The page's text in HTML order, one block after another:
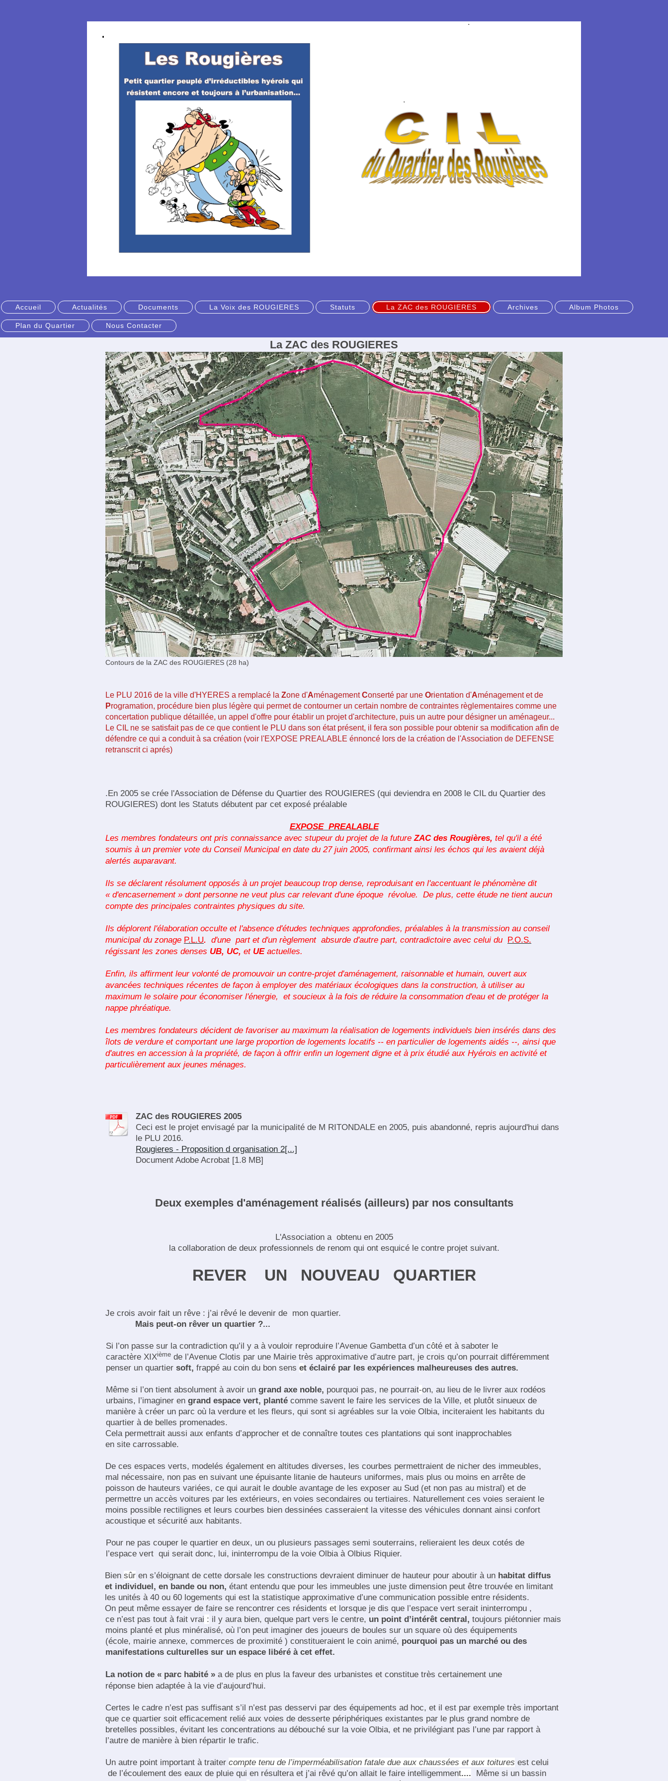
Accueil Actualités Documents La Voix des ROUGIERES Statuts La ZAC des ROUGIERES Archives Album Photos
Plan du Quartier Nous Contacter
La ZAC des ROUGIERES
Contours de la ZAC des ROUGIERES (28 ha)
Le PLU 2016 de la ville d'HYERES a remplacé la Zone d'AménagementConserté par une Orientation d'Aménagement et de
Programation, procédure bien plus légère qui permet de contourner un certain nombre de contraintes règlementaires comme une
concertation publique détaillée, un appel d'offre pour établir un projet d'architecture, puis un autre pour désigner un aménageur...
Le CIL ne se satisfait pas de ce que contient le PLU dans son état présent, il fera son possible pour obtenir sa modification afin de
défendre ce qui a conduit à sa création (voir l'EXPOSE PREALABLE énnoncé lors de la création de l'Association de DEFENSE
retranscrit ci aprés)
.En 2005 se crée l'Association de Défense du Quartier des ROUGIERES (qui deviendra en 2008 le CIL du Quartier des
ROUGIERES) dont les Statuts débutent par cet exposé préalable
EXPOSE PREALABLE
Les membres fondateurs ont pris connaissance avec stupeur du projet de la futureZAC des Rougières, tel qu'il a été
soumis à un premier vote du Conseil Municipal en date du 27 juin 2005, confirmant ainsi les échos qui les avaient déjà
alertés auparavant.
Ils se déclarent résolument opposés à un projet beaucoup trop dense, reproduisant en l'accentuant le phénomène dit
« d'encasernement » dont personne ne veut plus car relevant d'une époque révolue. De plus, cette étude ne tient aucun
compte des principales contraintes physiques du site.
Ils déplorent l'élaboration occulte et l'absence d'études techniques approfondies, préalables à la transmission au conseil
municipal du zonage P.L.U. d'une part et d'un règlement absurde d'autre part, contradictoire avec celui du P.O.S.
régissant les zones denses UB, UC, et UEactuelles.
Enfin, ils affirment leur volonté de promouvoir un contre-projet d'aménagement, raisonnable et humain, ouvert aux
avancées techniques récentes de façon à employer des matériaux écologiques dans la construction, à utiliser au
maximum le solaire pour économiser l'énergie, et soucieux à la fois de réduire la consommation d'eau et de protéger la
nappe phréatique.
Les membres fondateurs décident de favoriser au maximum la réalisation de logements individuels bien insérés dans des
îlots de verdure et comportant une large proportion de logements locatifs -- en particulier de logements aidés --, ainsi que
d'autres en accession à la propriété, de façon à offrir enfin un logement digne et à prix étudié aux Hyérois en activité et
particulièrement aux jeunes ménages.
ZAC des ROUGIERES 2005
Ceci est le projet envisagé par la municipalité de M RITONDALE en 2005, puis abandonné, repris aujourd'hui dans
le PLU 2016.
Rougieres - Proposition d organisation 2[...]
Document Adobe Acrobat [1.8 MB]
Deux exemples d'aménagement réalisés (ailleurs) par nos consultants
L'Association a obtenu en 2005
la collaboration de deux professionnels de renom qui ont esquicé le contre projet suivant.
REVER UN NOUVEAU QUARTIER
Je crois avoir fait un rêve : j’ai rêvé le devenir de mon quartier.
Mais peut-on rêver un quartier ?...
Si l’on passe sur la contradiction qu’il y a à vouloir reproduire l’Avenue Gambetta d’un côté et à saboter le
caractère XIXième de l’Avenue Clotis par une Mairie très approximative d’autre part, je crois qu’on pourrait différemment
penser un quartier soft, frappé au coin du bon sens et éclairé par les expériences malheureuses des autres.
Même si l’on tient absolument à avoir un grand axe noble, pourquoi pas, ne pourrait-on, au lieu de le livrer aux rodéos
urbains, l’imaginer en grand espace vert, planté comme savent le faire les services de la Ville, et plutôt sinueux de
manière à créer un parc où la verdure et les fleurs, qui sont si agréables sur la voie Olbia, inciteraient les habitants du
quartier à de belles promenades.
Cela permettrait aussi aux enfants d’approcher et de connaître toutes ces plantations qui sont inapprochables
en site carrossable.
De ces espaces verts, modelés également en altitudes diverses, les courbes permettraient de nicher des immeubles,
mal nécessaire, non pas en suivant une épuisante litanie de hauteurs uniformes, mais plus ou moins en arrête de
poisson de hauteurs variées, ce qui aurait le double avantage de les exposer au Sud (et non pas au mistral) et de
permettre un accès voitures par les extérieurs, en voies secondaires ou tertiaires. Naturellement ces voies seraient le
moins possible rectilignes et leurs courbes bien dessinées casseraient la vitesse des véhicules donnant ainsi confort
acoustique et sécurité aux habitants.
Pour ne pas couper le quartier en deux, un ou plusieurs passages semi souterrains, relieraient les deux cotés de
l’espace vert qui serait donc, lui, ininterrompu de la voie Olbia à Olbius Riquier.
Bien sûr en s’éloignant de cette dorsale les constructions devraient diminuer de hauteur pour aboutir à un habitat diffus
et individuel, en bande ou non, étant entendu que pour les immeubles une juste dimension peut être trouvée en limitant
les unités à 40 ou 60 logements qui est la statistique approximative d’une communication possible entre résidents.
On peut même essayer de faire se rencontrer ces résidents et lorsque je dis que l’espace vert serait ininterrompu ,
ce n’est pas tout à fait vrai : il y aura bien, quelque part vers le centre, un point d’intérêt central, toujours piétonnier mais
moins planté et plus minéralisé, où l’on peut imaginer des joueurs de boules sur un square où des équipements
(école, mairie annexe, commerces de proximité ) constitueraient le coin animé, pourquoi pas un marché ou des
manifestations culturelles sur un espace libéré à cet effet.
La notion de « parc habité » a de plus en plus la faveur des urbanistes et constitue très certainement une
réponse bien adaptée à la vie d’aujourd’hui.
Certes le cadre n’est pas suffisant s’il n’est pas desservi par des équipements ad hoc, et il est par exemple très important
que ce quartier soit efficacement relié aux voies de desserte périphériques existantes par le plus grand nombre de
bretelles possibles, évitant les concentrations au débouché sur la voie Olbia, et ne privilégiant pas l’une par rapport à
l’autre de manière à bien répartir le trafic.
Un autre point important à traiter compte tenu de l’imperméabilisation fatale due aux chaussées et aux toitures est celui
de l’écoulement des eaux de pluie qui en résultera et j’ai rêvé qu’on allait le faire intelligemment.... Même si un bassin